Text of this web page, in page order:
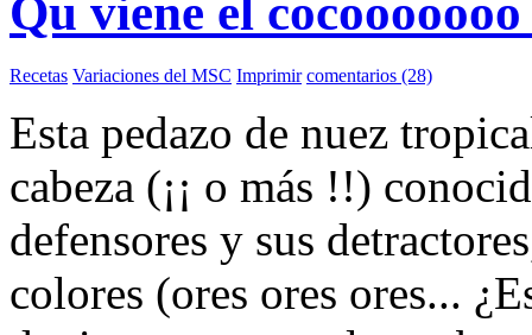
Qu viene el
Recetas Variaciones del MSC Imprimir comentarios (28)
Esta pedazo de nuez
cabeza (¡¡ o más !!)
defensores y sus
colores (ores ores ores...